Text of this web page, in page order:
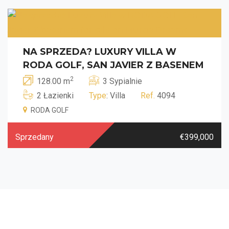
NA SPRZEDA? LUXURY VILLA W
RODA GOLF, SAN JAVIER Z BASENEM
128.00 m2
3 Sypialnie
2 Łazienki
Type: Villa Ref. 4094
RODA GOLF
Sprzedany €399,000